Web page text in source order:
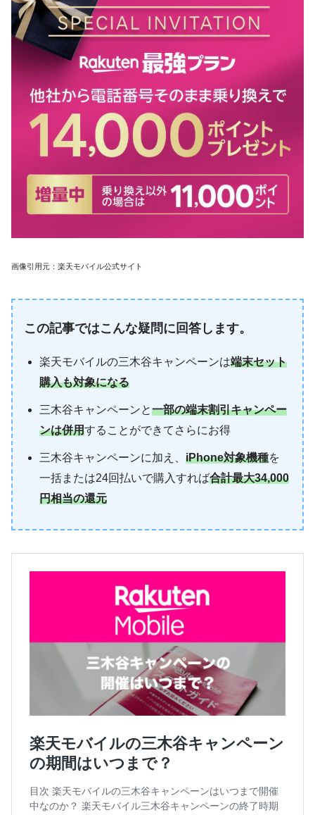
画像引用元：楽天モバイル公式サイト
この記事ではこんな疑問に回答します。
楽天モバイルの三木谷キャンペーンは端末セット
購入も対象になる
三木谷キャンペーンと一部の端末割引キャンペー
ンは併用することができてさらにお得
三木谷キャンペーンに加え、iPhone対象機種を
一括または24回払いで購入すれば合計最大34,000
円相当の還元